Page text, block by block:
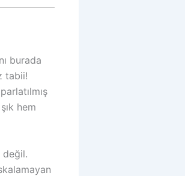
burada
tabii!
hem
değil.